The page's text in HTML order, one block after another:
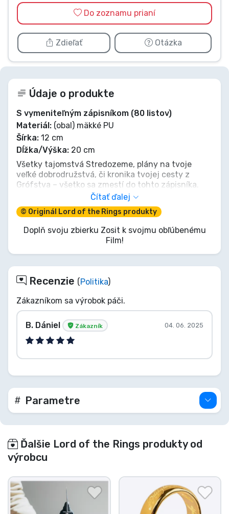
Do zoznamu prianí
Zdieľať Otázka
Údaje o produkte
S vymeniteľným zápisníkom (80 listov)
Materiál: (obal) mäkké PU
Šírka: 12 cm
Dĺžka/Výška: 20 cm
Všetky tajomstvá Stredozeme, plány na tvoje
veľké dobrodružstvá, či kronika tvojej cesty z
Grófstva – všetko sa zmestí do tohto zápisníka.
Tak ako Jeden prsteň stráži svoje temné
tajomstvá, tak bude tento zápisník chrániť tvoje
najcennejšie myšlienky a príbehy. Zaznamenaj si
svoje legendy skôr, než upadnú do zabudnutia ako
zabudnuté poznanie Druhého veku. Toto je tvoja
Červená kniha, do ktorej napíšeš svoj vlastný epos.
Nedovoľ, aby sa tvoje myšlienky stratili v hmlách
času!
Čítať ďalej
© Originál Lord of the Rings produkty
Doplň svoju zbierku Zosit k svojmu obľúbenému
Film!
Recenzie (Politika)
Zákazníkom sa výrobok páči.
B. Dániel Zákazník 04. 06. 2025
Parametre
Ďalšie Lord of the Rings produkty od
výrobcu